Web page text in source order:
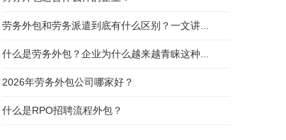
劳务外包和劳务派遣到底有什么区别？一文讲...
什么是劳务外包？企业为什么越来越青睐这种...
2026年劳务外包公司哪家好？
什么是RPO招聘流程外包？